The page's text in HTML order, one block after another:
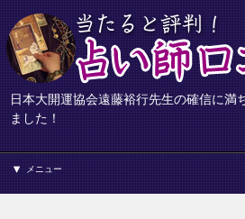
日本大開運協会遠藤裕行先生の確信に満
ました！
メニュー